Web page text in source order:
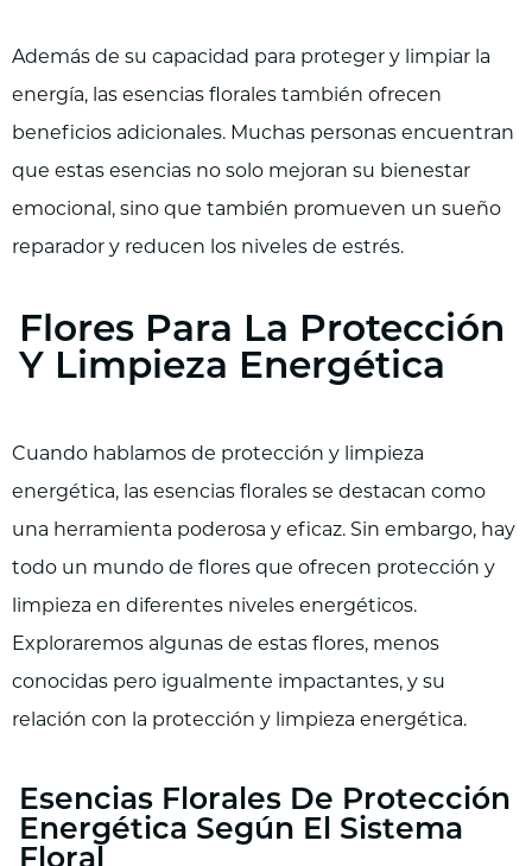
Además de su capacidad para proteger y limpiar la
energía, las esencias florales también ofrecen
beneficios adicionales. Muchas personas encuentran
que estas esencias no solo mejoran su bienestar
emocional, sino que también promueven un sueño
reparador y reducen los niveles de estrés.
Flores Para La Protección
Y Limpieza Energética
Cuando hablamos de protección y limpieza
energética, las esencias florales se destacan como
una herramienta poderosa y eficaz. Sin embargo, hay
todo un mundo de flores que ofrecen protección y
limpieza en diferentes niveles energéticos.
Exploraremos algunas de estas flores, menos
conocidas pero igualmente impactantes, y su
relación con la protección y limpieza energética.
Esencias Florales De Protección
Energética Según El Sistema